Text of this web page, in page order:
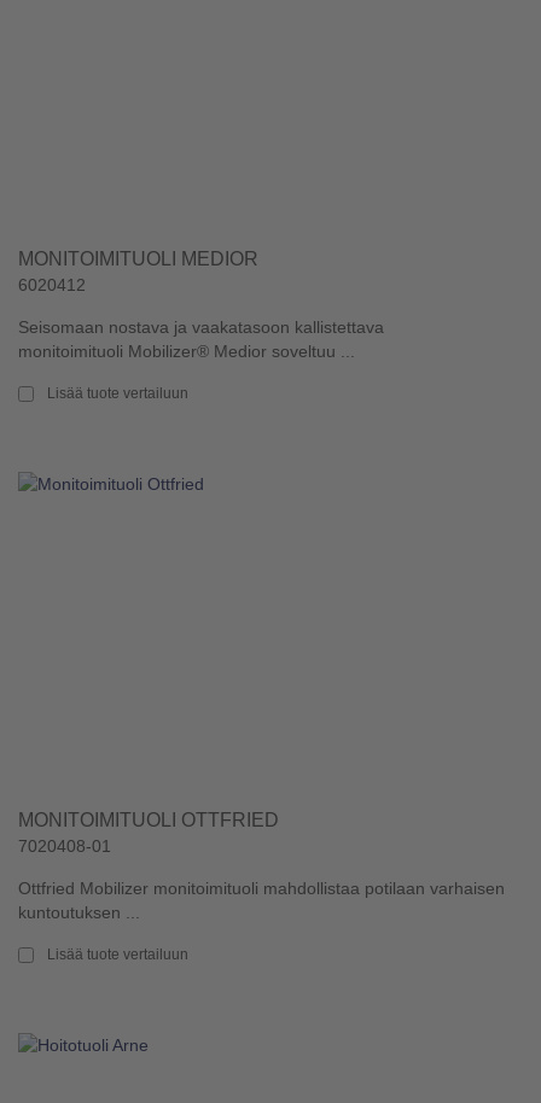
MONITOIMITUOLI MEDIOR
6020412
Seisomaan nostava ja vaakatasoon kallistettava
monitoimituoli Mobilizer® Medior soveltuu ...
Lisää tuote vertailuun
MONITOIMITUOLI OTTFRIED
7020408-01
Ottfried Mobilizer monitoimituoli mahdollistaa potilaan varhaisen
kuntoutuksen ...
Lisää tuote vertailuun